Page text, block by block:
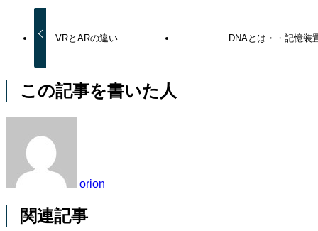
VRとARの違い DNAとは・・記憶装
この記事を書いた人
orion
関連記事